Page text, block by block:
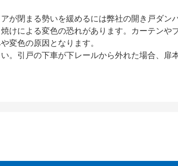
閉まる勢いを緩めるには弊社の開き戸ダン
による変色の恐れがあります。カーテンや
変色の原因となります。
引戸の下車が下レールから外れた場合、扉